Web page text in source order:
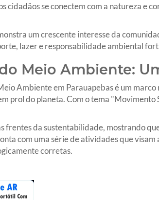
cidadãos se conectem com a natureza e
um crescente interesse da
lazer e responsabilidade ambiental
do Meio Ambiente:
Ambiente em Parauapebas é um
prol do planeta. Com o tema
frentes da sustentabilidade, mostrando
com uma série de atividades que
corretas.